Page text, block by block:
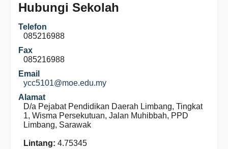
Hubungi Sekolah
Telefon
085216988
Fax
085216988
Email
ycc5101@moe.edu.my
Alamat
D/a Pejabat Pendidikan Daerah Limbang, Tingkat
1, Wisma Persekutuan, Jalan Muhibbah, PPD
Limbang, Sarawak
Lintang: 4.75345